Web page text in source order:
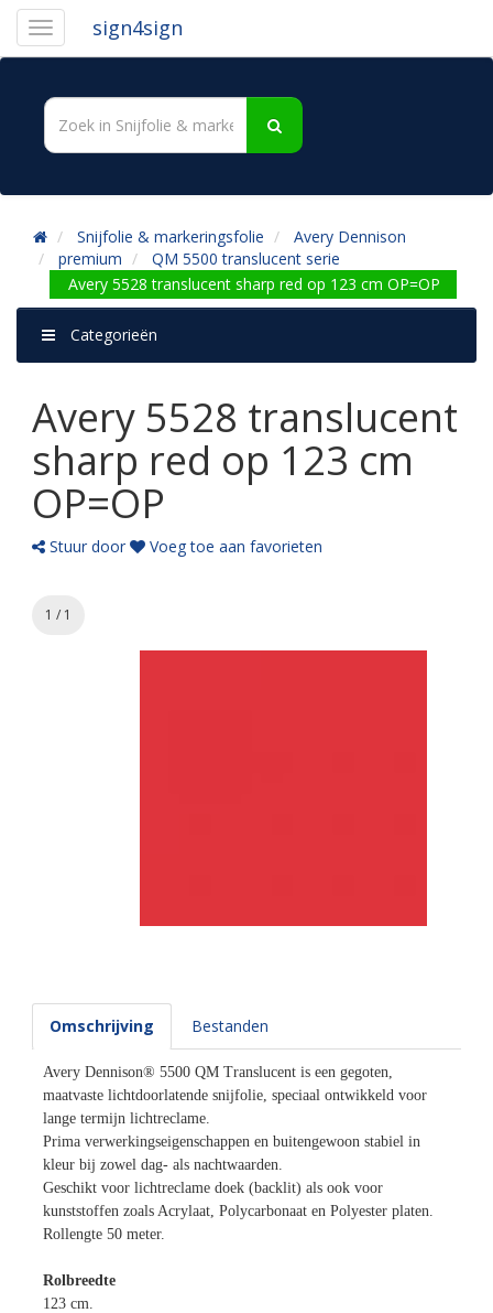
sign4sign
Snijfolie & markeringsfolie
Avery Dennison
premium
QM 5500 translucent serie
Avery 5528 translucent sharp red op 123 cm OP=OP
Categorieën
Avery 5528 translucent
sharp red op 123 cm
OP=OP
Stuur door Voeg toe aan favorieten
1 / 1
Omschrijving Bestanden
Avery Dennison® 5500 QM Translucent is een gegoten,
maatvaste lichtdoorlatende snijfolie, speciaal ontwikkeld voor
lange termijn lichtreclame.
Prima verwerkingseigenschappen en buitengewoon stabiel in
kleur bij zowel dag- als nachtwaarden.
Geschikt voor lichtreclame doek (backlit) als ook voor
kunststoffen zoals Acrylaat, Polycarbonaat en Polyester platen.
Rollengte 50 meter.
Rolbreedte
123 cm.